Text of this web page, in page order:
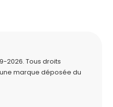
2026. Tous droits
marque déposée du